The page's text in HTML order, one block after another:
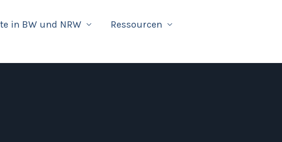
in BW und NRW
Ressourcen